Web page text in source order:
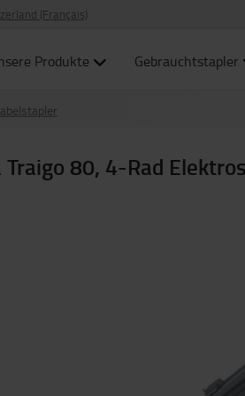
(Français)
Produkte Gebrauchtstapler
Traigo 80, 4-Rad